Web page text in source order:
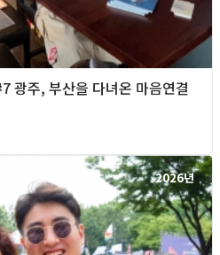
주, 부산을 다녀온 마음연결
2026년